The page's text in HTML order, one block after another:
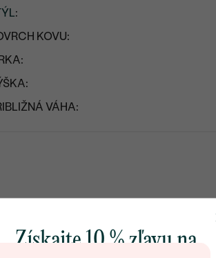
:
KOVU:
VÁHA:
Získajte 10 % zľavu na